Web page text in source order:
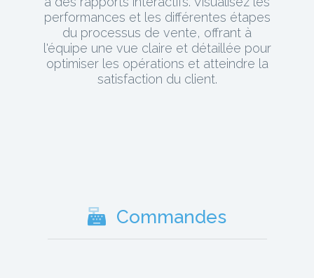
performances et les différentes étapes
du processus de vente, offrant à
l'équipe une vue claire et détaillée pour
optimiser les opérations et atteindre la
satisfaction du client.
Commandes